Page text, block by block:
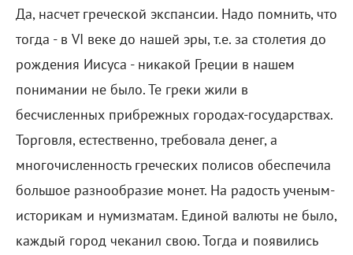
Да, насчет греческой экспансии. Надо помнить, что
тогда - в VI веке до нашей эры, т.е. за столетия до
рождения Иисуса - никакой Греции в нашем
понимании не было. Те греки жили в
бесчисленных прибрежных городах-государствах.
Торговля, естественно, требовала денег, а
многочисленность греческих полисов обеспечила
большое разнообразие монет. На радость ученым-
историкам и нумизматам. Единой валюты не было,
каждый город чеканил свою. Тогда и появились